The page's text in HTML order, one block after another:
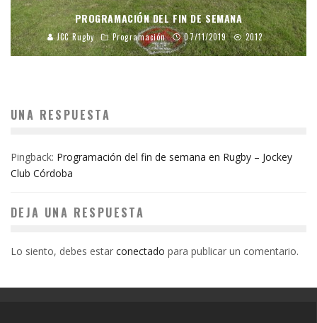
PROGRAMACIÓN DEL FIN DE SEMANA
JCC Rugby Programación 07/11/2019 2012
UNA RESPUESTA
Pingback: Programación del fin de semana en Rugby – Jockey
Club Córdoba
DEJA UNA RESPUESTA
Lo siento, debes estar conectado para publicar un comentario.